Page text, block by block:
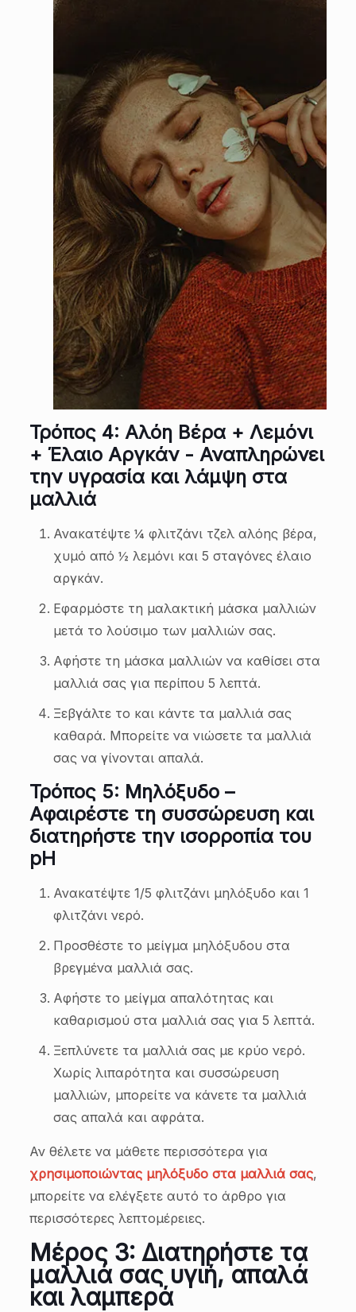
Τρόπος 4: Αλόη Βέρα + Λεμόνι
+ Έλαιο Αργκάν - Αναπληρώνει
την υγρασία και λάμψη στα
μαλλιά
Ανακατέψτε ¼ φλιτζάνι τζελ αλόης βέρα,
χυμό από ½ λεμόνι και 5 σταγόνες έλαιο
αργκάν.
Εφαρμόστε τη μαλακτική μάσκα μαλλιών
μετά το λούσιμο των μαλλιών σας.
Αφήστε τη μάσκα μαλλιών να καθίσει στα
μαλλιά σας για περίπου 5 λεπτά.
Ξεβγάλτε το και κάντε τα μαλλιά σας
καθαρά. Μπορείτε να νιώσετε τα μαλλιά
σας να γίνονται απαλά.
Τρόπος 5: Μηλόξυδο –
Αφαιρέστε τη συσσώρευση και
διατηρήστε την ισορροπία του
pH
Ανακατέψτε 1/5 φλιτζάνι μηλόξυδο και 1
φλιτζάνι νερό.
Προσθέστε το μείγμα μηλόξυδου στα
βρεγμένα μαλλιά σας.
Αφήστε το μείγμα απαλότητας και
καθαρισμού στα μαλλιά σας για 5 λεπτά.
Ξεπλύνετε τα μαλλιά σας με κρύο νερό.
Χωρίς λιπαρότητα και συσσώρευση
μαλλιών, μπορείτε να κάνετε τα μαλλιά
σας απαλά και αφράτα.
Αν θέλετε να μάθετε περισσότερα για
χρησιμοποιώντας μηλόξυδο στα μαλλιά σας,
μπορείτε να ελέγξετε αυτό το άρθρο για
περισσότερες λεπτομέρειες.
Μέρος 3: Διατηρήστε τα
μαλλιά σας υγιή, απαλά
και λαμπερά